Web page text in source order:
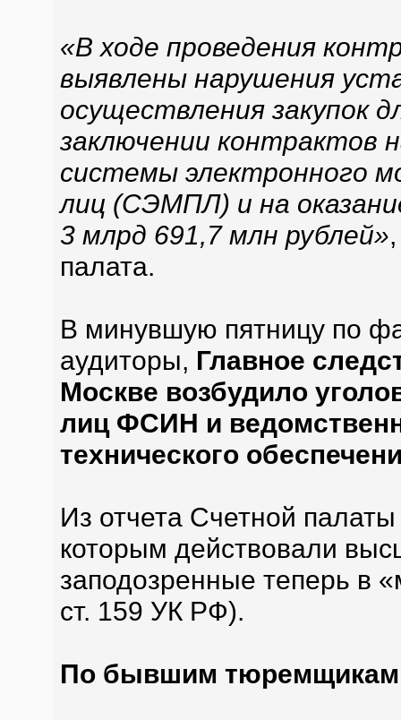
«В ходе проведения
выявлены нарушения
осуществления закупок
заключении контрактов
системы электронного
лиц (СЭМПЛ) и на
3 млрд 691,7 млн рублей»
палата.
В минувшую пятницу по
аудиторы, Главное
Москве возбудило
лиц ФСИН и
технического
Из отчета Счетной
которым действовали
заподозренные теперь в
ст. 159 УК РФ).
По бывшим тюремщикам